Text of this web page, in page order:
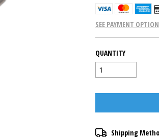
SEE PAYMENT
QUANTITY
Shipping for zipcode:
Shipping